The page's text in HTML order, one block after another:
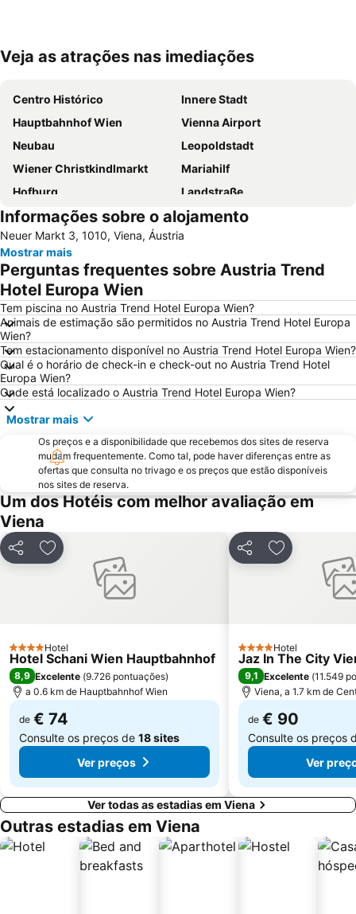
Ampliar mapa
Veja as atrações nas imediações
Centro Histórico
Innere Stadt
Hauptbahnhof Wien
Vienna Airport
Neubau
Leopoldstadt
Wiener Christkindlmarkt
Mariahilf
Hofburg
Landstraße
Staatsoper
Liesing
Wien Mitte - The Mall
Prefeitura de Viena
Rathauspark
Stephansdom
Singerstraße
Wieden
Universidade de Viena
Belvedere Palace
Mariahilferstrasse
Simmering
Albertina
Vienna City Marathon
Leopoldstraße
Hafen Freudenau
Bahnhof Wien Praterstern
Palácio de Schönbrunn
Musikverein
Spittelberg
Jardim zoológico de Schönbrunn
Silvesterpfad
Biblioteca Nacional da Áustria
Prater
Südtirolerplatz
BahnhofCity Wien West
Wiener Stadthalle
Reed Messe Wien
Bahnhof Wien-Meidling
UNO-City Vienna International Centre
Favoriten
Meidling
Informações sobre o alojamento
Neuer Markt 3, 1010, Viena, Áustria
Mostrar mais
Perguntas frequentes sobre Austria Trend
Hotel Europa Wien
Tem piscina no Austria Trend Hotel Europa Wien?
Animais de estimação são permitidos no Austria Trend Hotel Europa
Wien?
Tem estacionamento disponível no Austria Trend Hotel Europa Wien?
Qual é o horário de check-in e check-out no Austria Trend Hotel
Europa Wien?
Onde está localizado o Austria Trend Hotel Europa Wien?
Mostrar mais
Os preços e a disponibilidade que recebemos dos sites de reserva
mudam frequentemente. Como tal, pode haver diferenças entre as
ofertas que consulta no trivago e os preços que estão disponíveis
nos sites de reserva.
Um dos Hotéis com melhor avaliação em
Viena
PartilharAdicionar aos favoritos
4 Estrelas
Hotel
Hotel Schani Wien Hauptbahnhof
8,9 Excelente (9.726 pontuações)
a 0.6 km de Hauptbahnhof Wien
de € 74
Consulte os preços de 18 sites
Ver preços
PartilharAdicionar
4 Estrelas
Hotel
Jaz In The City
9,1 Excelente (11.549
Viena, a 1.7 km de
de € 90
Consulte os preços
Ver
Ver todas as estadias em Viena
Outras estadias em Viena